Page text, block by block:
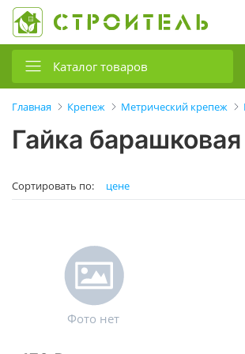
Каталог товаров
Главная Крепеж Метрический крепеж
Гайка
Сортировать по: цене